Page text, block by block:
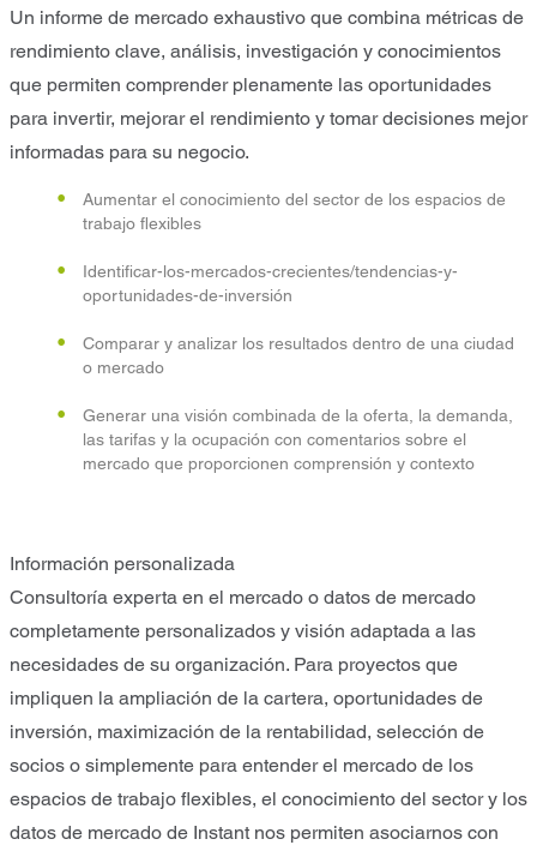
Un informe de mercado exhaustivo que combina métricas de
rendimiento clave, análisis, investigación y conocimientos
que permiten comprender plenamente las oportunidades
para invertir, mejorar el rendimiento y tomar decisiones mejor
informadas para su negocio.
Aumentar el conocimiento del sector de los espacios de
trabajo flexibles
Identificar-los-mercados-crecientes/tendencias-y-
oportunidades-de-inversión
Comparar y analizar los resultados dentro de una ciudad
o mercado
Generar una visión combinada de la oferta, la demanda,
las tarifas y la ocupación con comentarios sobre el
mercado que proporcionen comprensión y contexto
Información personalizada
Consultoría experta en el mercado o datos de mercado
completamente personalizados y visión adaptada a las
necesidades de su organización. Para proyectos que
impliquen la ampliación de la cartera, oportunidades de
inversión, maximización de la rentabilidad, selección de
socios o simplemente para entender el mercado de los
espacios de trabajo flexibles, el conocimiento del sector y los
datos de mercado de Instant nos permiten asociarnos con